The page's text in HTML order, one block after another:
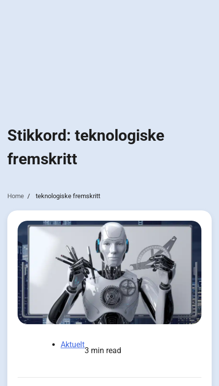
Stikkord: teknologiske
fremskritt
Home teknologiske fremskritt
Aktuelt
3 min read